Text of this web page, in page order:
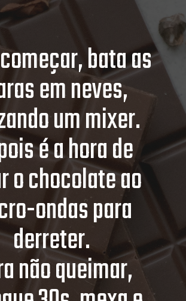
bata as
em neves,
um mixer.
é a hora de
o chocolate ao
ondas para
derreter.
não queimar,